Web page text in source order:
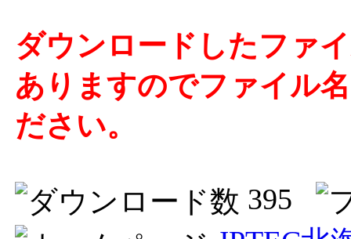
ダウンロードしたファ
ありますのでファイル
ださい。
395